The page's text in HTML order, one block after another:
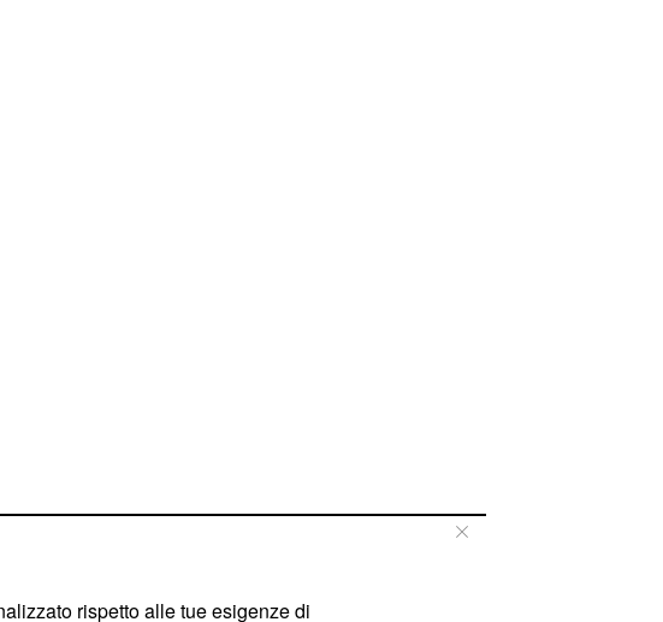
rispetto alle tue esigenze di